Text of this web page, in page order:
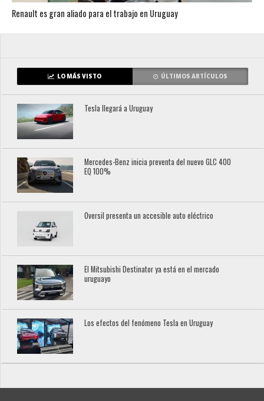
Renault es gran aliado para el trabajo en Uruguay
LO MÁS VISTO ÚLTIMOS ARTÍCULOS
Tesla llegará a Uruguay
Mercedes-Benz inicia preventa del nuevo GLC 400
EQ 100%
Oversil presenta un accesible auto eléctrico
El Mitsubishi Destinator ya está en el mercado
uruguayo
Los efectos del fenómeno Tesla en Uruguay